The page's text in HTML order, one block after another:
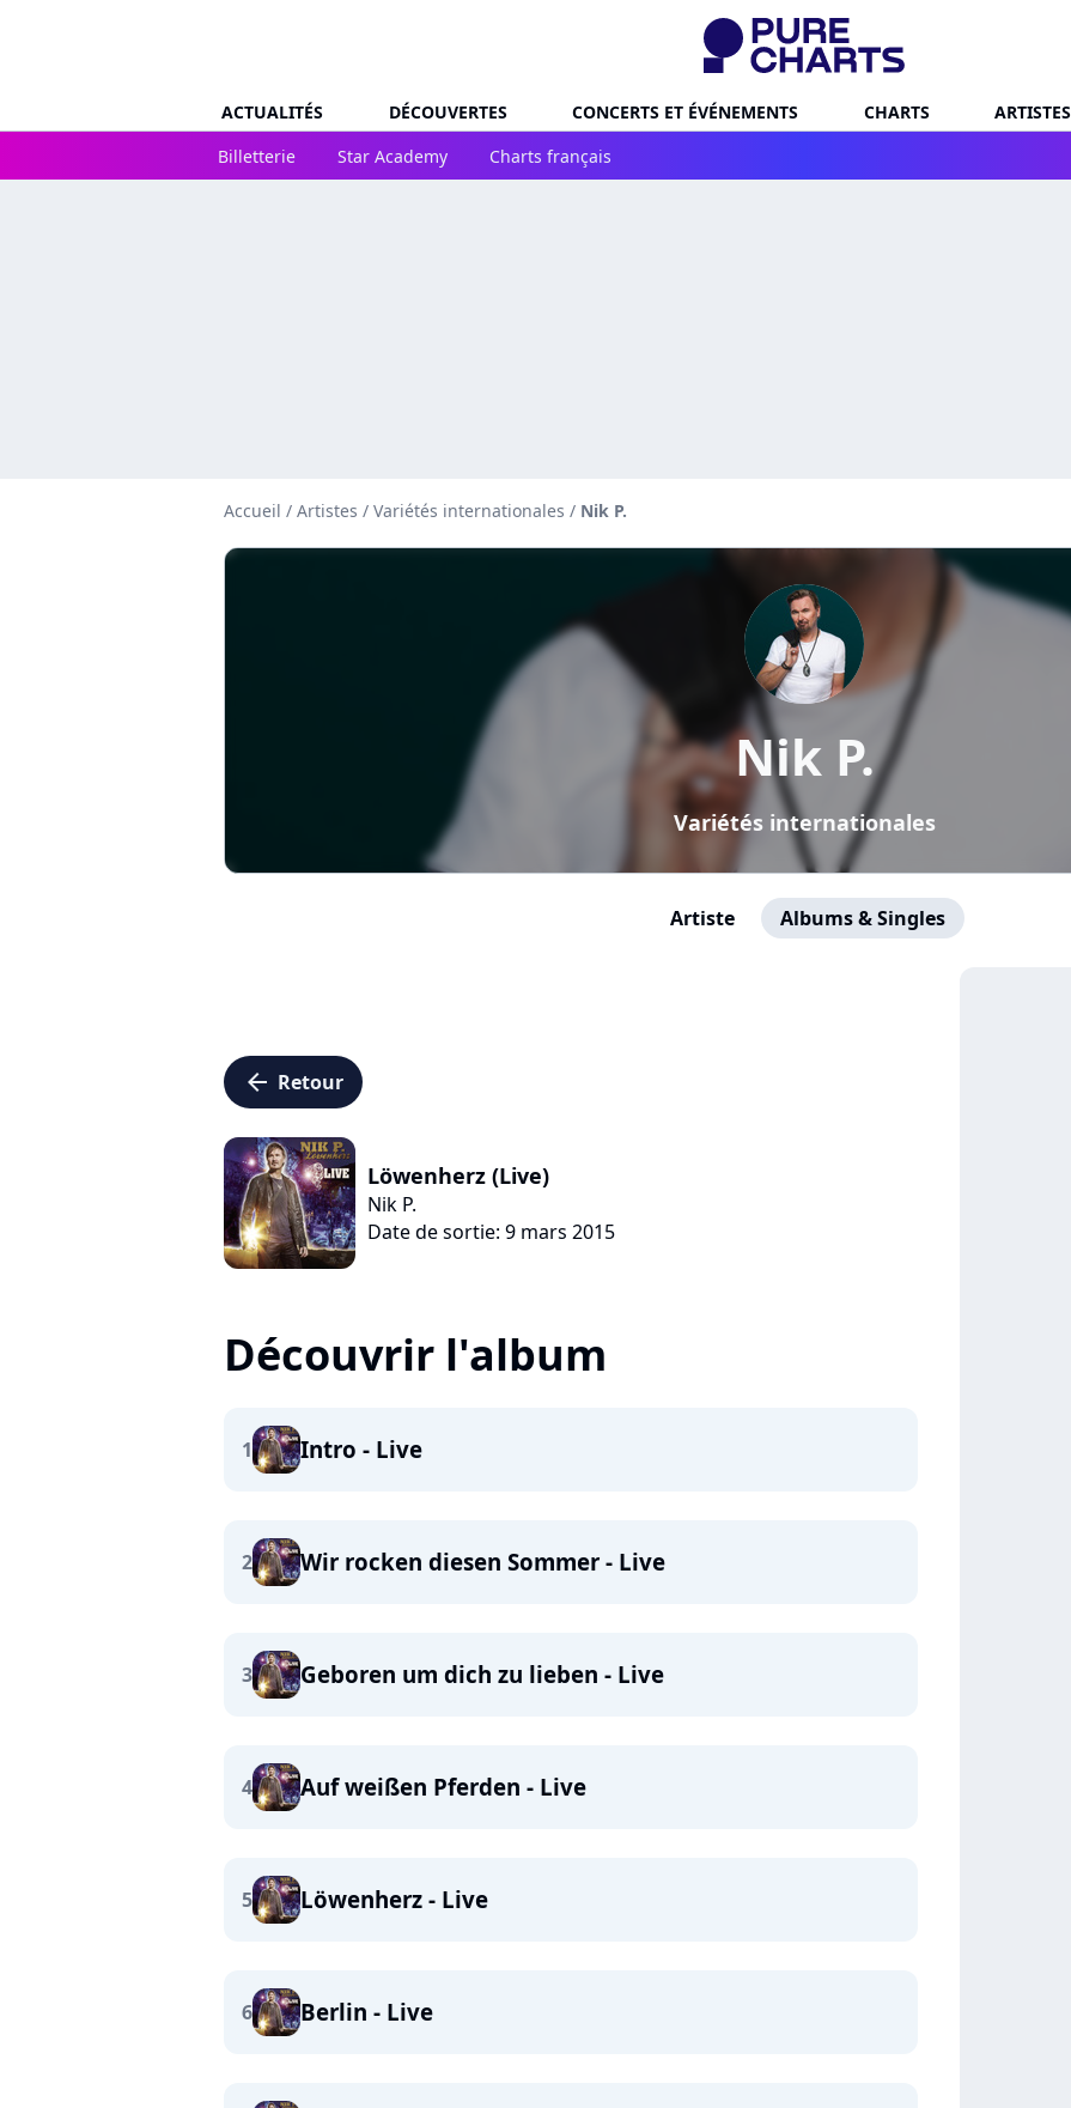
ACTUALITÉS DÉCOUVERTES CONCERTS ET ÉVÉNEMENTS CHARTS ARTISTES
Billetterie
Star Academy Charts français
Accueil / Artistes / Variétés internationales / Nik P.
Nik P.
Variétés internationales
Artiste Albums & Singles
arrow_left Retour
Löwenherz (Live)
Nik P.
Date de sortie: 9 mars 2015
Découvrir l'album
1 Intro - Live
2 Wir rocken diesen Sommer - Live
3 Geboren um dich zu lieben - Live
4 Auf weißen Pferden - Live
5 Löwenherz - Live
6 Berlin - Live